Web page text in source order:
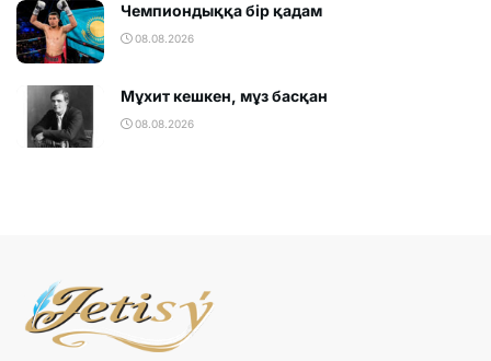
Чемпиондыққа бір қадам
08.08.2026
Мұхит кешкен, мұз басқан
08.08.2026